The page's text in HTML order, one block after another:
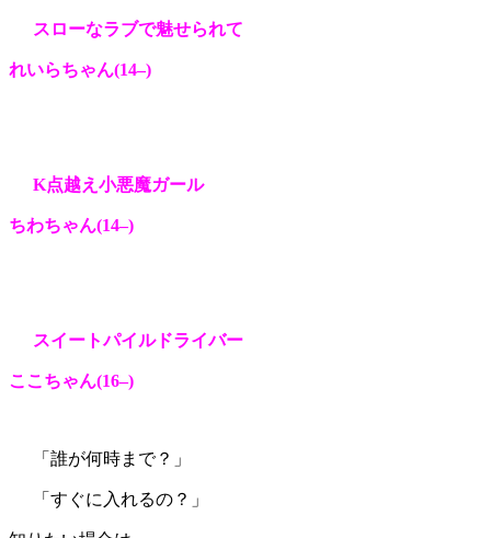
スローなラブで魅せられて
れいらちゃん(14–)
K点越え小悪魔ガール
ちわちゃん(14–)
スイートパイルドライバー
ここちゃん(16–)
「誰が何時まで？」
「すぐに入れるの？」